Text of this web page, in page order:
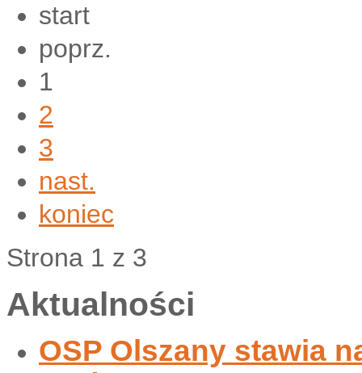
start
poprz.
1
2
3
nast.
koniec
Strona 1 z 3
Aktualności
OSP Olszany stawia